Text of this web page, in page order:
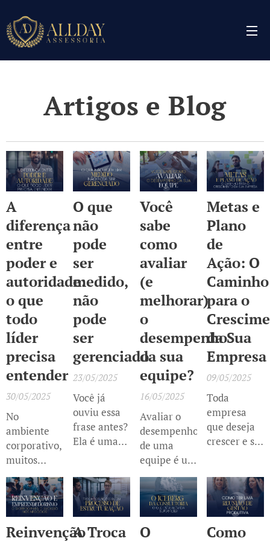
Artigos e Blog
A
diferença
entre
poder e
autoridade:
o que
todo
líder
precisa
entender
30/05/2025
No
ambiente
corporativo,
muitos
confundem
podercom
autoridade.
Embora
esses
O que
não
pode
ser
medido,
não
pode
ser
gerenciado
23/05/2025
Você já
ouviu essa
frase antes?
Ela é uma
mundo da
gestão — e
por um bom
motivo.
Você
sabe
como
avaliar
(e
melhorar)
o
desempenho
da sua
equipe?
16/05/2025
Avaliar o
desempenho
de uma
equipe é um
dos pilares
da boa
gestão. No
entanto,
muitos
Metas e
Plano
de
Ação: O
Caminho
para o
da Sua
Empresa
09/05/2025
Toda
empresa
que deseja
crescer e se
precisa ter
metas claras
e um plano
de ação bem
ReinvençãoA Troca
O
Como